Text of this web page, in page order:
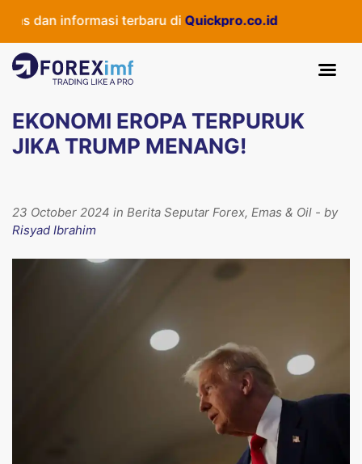
dan informasi terbaru di Quickpro.co.id
EKONOMI EROPA TERPURUK
JIKA TRUMP MENANG!
23 October 2024 in Berita Seputar Forex, Emas & Oil - by
Risyad Ibrahim